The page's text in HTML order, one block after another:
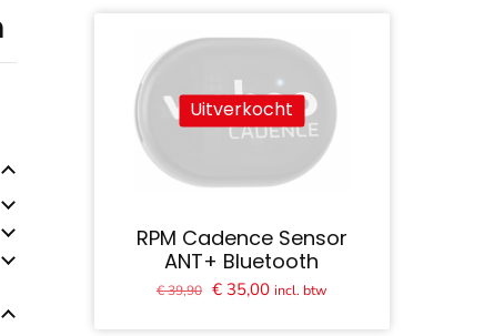
Uitverkocht
RPM Cadence Sensor
ANT+ Bluetooth
€39,90 Oorspronkelijke
€35,00Huidige
incl. btw